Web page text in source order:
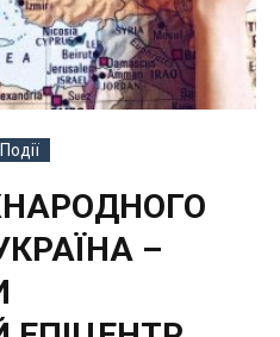
Події
–